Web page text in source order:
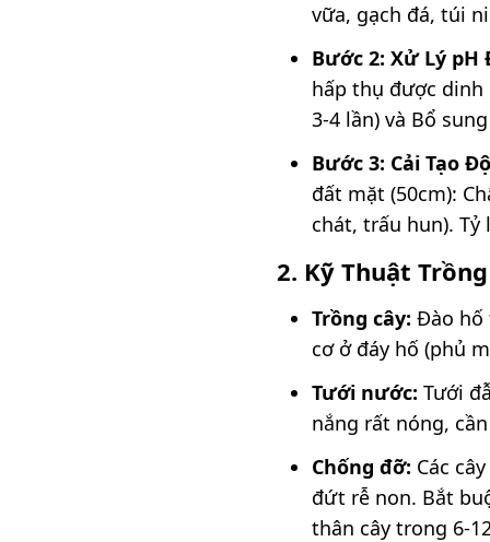
vữa, gạch đá, túi
Bước 2: Xử Lý pH
hấp thụ được dinh
3-4 lần) và Bổ
Bước 3: Cải Tạo
đất mặt (50cm):
chát, trấu hun).
2. Kỹ Thuật
Trồng cây: Đào hố
cơ ở đáy hố (phủ
Tưới nước: Tưới
nắng rất nóng,
Chống đỡ: Các
đứt rễ non. Bắt
thân cây trong 6-